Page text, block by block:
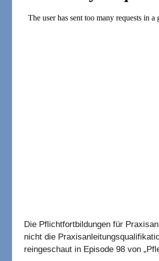
Die Pflichtfortbildungen für
nicht die
reingeschaut in Episode 98 von